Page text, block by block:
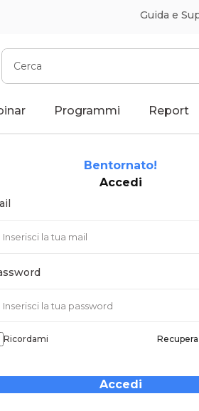
Guida e
Cerca
Programmi Report
Bentornato!
Accedi
Ricordami
Accedi